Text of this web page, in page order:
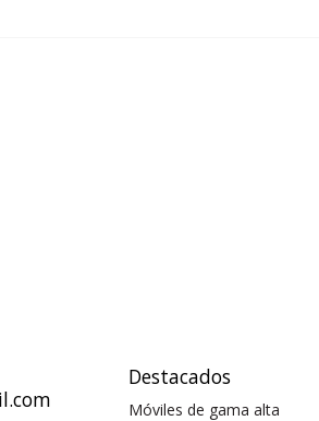
Destacados
Móviles de gama alta